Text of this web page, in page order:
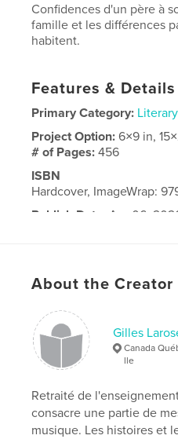
Confidences d'un père à
famille et les différences
habitent.
Features & Details
Primary Category:
Project Option:6×9 in,
# of Pages:456
ISBN
Hardcover, ImageWrap:
Publish Date:
Apr 06,
About the Creator
Gilles
Canada
lle
Retraité de
consacre une partie de
musique. Les histoires et